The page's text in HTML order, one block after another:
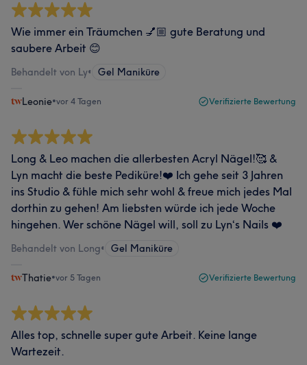
Wie immer ein Träumchen 💅🏼 gute Beratung und
saubere Arbeit 😊
Behandelt von Ly• Gel Maniküre
Leonie•vor 4 Tagen Verifizierte Bewertung
Long & Leo machen die allerbesten Acryl Nägel!🥰 &
Lyn macht die beste Pediküre!❤️ Ich gehe seit 3 Jahren
ins Studio & fühle mich sehr wohl & freue mich jedes Mal
dorthin zu gehen! Am liebsten würde ich jede Woche
hingehen. Wer schöne Nägel will, soll zu Lyn‘s Nails ❤️
Behandelt von Long• Gel Maniküre
Thatie•vor 5 Tagen Verifizierte Bewertung
Alles top, schnelle super gute Arbeit. Keine lange
Wartezeit.